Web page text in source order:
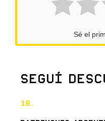
Sé el
Seguí
18.